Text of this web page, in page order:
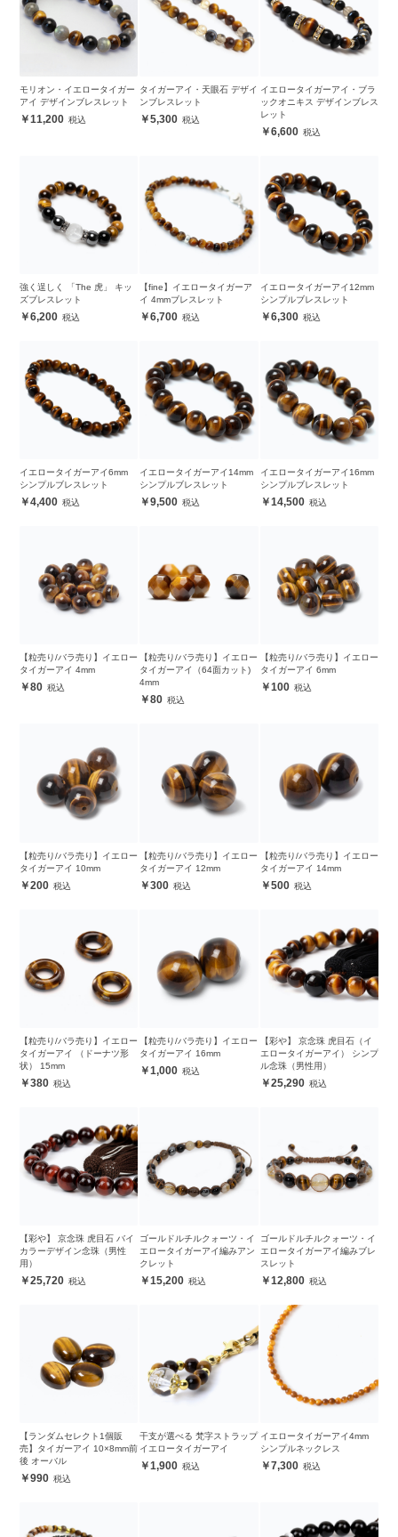
モリオン・イエロータイガー
アイ デザインブレスレット
11,200
タイガーアイ・天眼石 デザイ
ンブレスレット
5,300
イエロータイガーアイ・ブラ
ックオニキス デザインブレス
レット
6,600
強く逞しく 「The 虎」 キッ
ズブレスレット
6,200
【fine】イエロータイガーア
イ 4mmブレスレット
6,700
イエロータイガーアイ12mm
シンプルブレスレット
6,300
イエロータイガーアイ6mm
シンプルブレスレット
4,400
イエロータイガーアイ14mm
シンプルブレスレット
9,500
イエロータイガーアイ16mm
シンプルブレスレット
14,500
【粒売り/バラ売り】イエロー
タイガーアイ 4mm
80
【粒売り/バラ売り】イエロー
タイガーアイ（64面カット)
4mm
80
【粒売り/バラ売り】イエロー
タイガーアイ 6mm
100
【粒売り/バラ売り】イエロー
タイガーアイ 10mm
200
【粒売り/バラ売り】イエロー
タイガーアイ 12mm
300
【粒売り/バラ売り】イエロー
タイガーアイ 14mm
500
【粒売り/バラ売り】イエロー
タイガーアイ （ドーナツ形
状） 15mm
380
【粒売り/バラ売り】イエロー
タイガーアイ 16mm
1,000
【彩や】 京念珠 虎目石（イ
エロータイガーアイ） シンプ
ル念珠（男性用）
25,290
【彩や】 京念珠 虎目石 バイ
カラーデザイン念珠（男性
用）
25,720
ゴールドルチルクォーツ・イ
エロータイガーアイ編みアン
クレット
15,200
ゴールドルチルクォーツ・イ
エロータイガーアイ編みブレ
スレット
12,800
【ランダムセレクト1個販
売】タイガーアイ 10×8mm前
後 オーバル
990
干支が選べる 梵字ストラップ
イエロータイガーアイ
1,900
イエロータイガーアイ4mm
シンプルネックレス
7,300